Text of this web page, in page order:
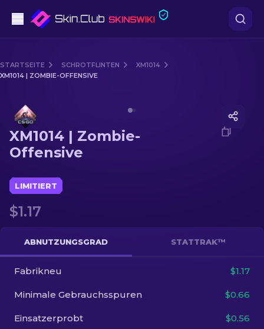
Mittelklasse
Scharfschützengewehr
Handschuh
Andere
DE
STARTSEITE SCHROTFLINTEN
XM1014
XM1014 | ZOMBIE-OFFENSIVE
XM1014 | Zombie-
Offensive
LIMITIERT
$1.17
ABNUTZUNGSGRAD STATTRAK™
Fabrikneu $1.17
Minimale Gebrauchsspuren $0.66
Einsatzerprobt $0.56